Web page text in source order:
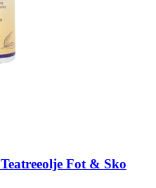
Teatreeolje Fot & Sko